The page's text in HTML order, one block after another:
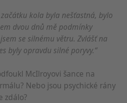
kola byla nešťastná, bylo
dvou dnů mě podmínky
se silnému větru. Zvlášť na
byly opravdu silné poryvy.“
McIlroyovi šance na
Nebo jsou psychické rány
zdálo?